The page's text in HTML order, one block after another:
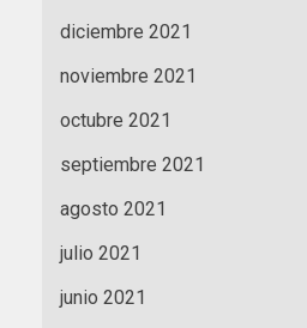
diciembre 2021
noviembre 2021
octubre 2021
septiembre 2021
agosto 2021
julio 2021
junio 2021